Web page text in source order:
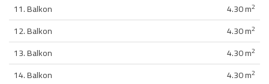
11. Balkon 4.30 m2
12. Balkon 4.30 m2
13. Balkon 4.30 m2
14. Balkon 4.30 m2